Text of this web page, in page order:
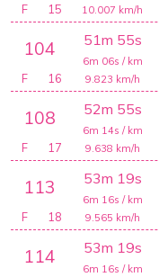
10.007 km/h
F 15
104 51m 55s
6m 06s / km
9.823 km/h
F 16
108 52m 55s
6m 14s / km
9.638 km/h
F 17
113 53m 19s
6m 16s / km
9.565 km/h
F 18
114 53m 19s
6m 16s / km